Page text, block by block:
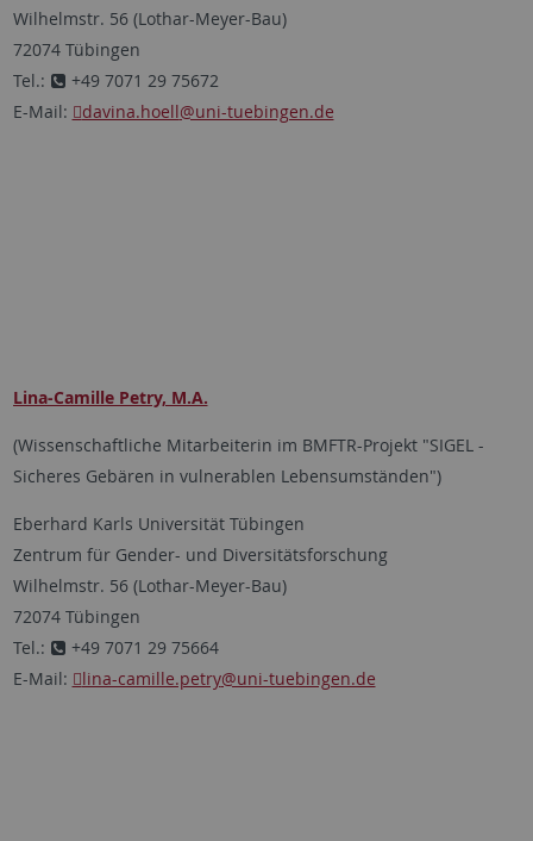
Wilhelmstr. 56 (Lothar-Meyer-Bau)
72074 Tübingen
Tel.:
+49 7071 29 75672
E-Mail:
davina.hoell@uni-tuebingen.de
Lina-Camille Petry, M.A.
(Wissenschaftliche Mitarbeiterin im BMFTR-Projekt "SIGEL -
Sicheres Gebären in vulnerablen Lebensumständen")
Eberhard Karls Universität Tübingen
Zentrum für Gender- und Diversitätsforschung
Wilhelmstr. 56 (Lothar-Meyer-Bau)
72074 Tübingen
Tel.:
+49 7071 29 75664
E-Mail:
lina-camille.petry@uni-tuebingen.de